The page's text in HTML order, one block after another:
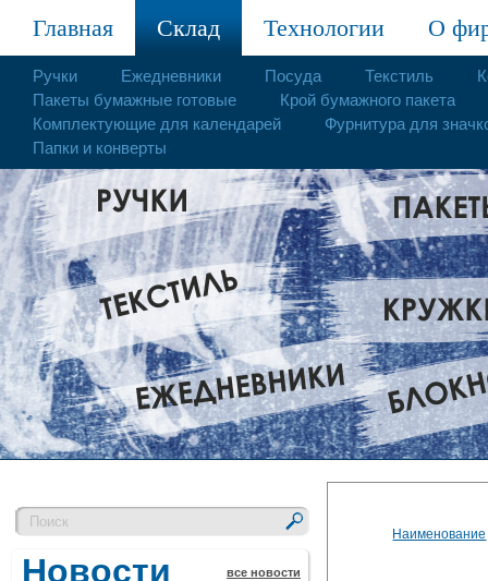
Главная Склад Технологии О
Ручки Ежедневники Посуда Текстиль
Пакеты бумажные готовые
Крой бумажного пакета
Комплектующие для календарей
Фурнитура для
Папки и конверты
Новости все новости
Наименование